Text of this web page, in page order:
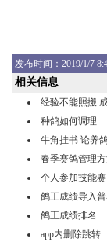
发布时间：2019/1/7
相关信息
经验不能照搬
种鸽如何调理
牛角挂书 论养
春季赛鸽管理
个人参加技能赛
鸽王成绩导入
鸽王成绩排名
app内删除跳转